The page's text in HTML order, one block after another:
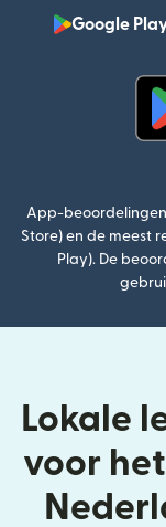
Google
App-
Store) en de meest
Play). De
Lokale
voor